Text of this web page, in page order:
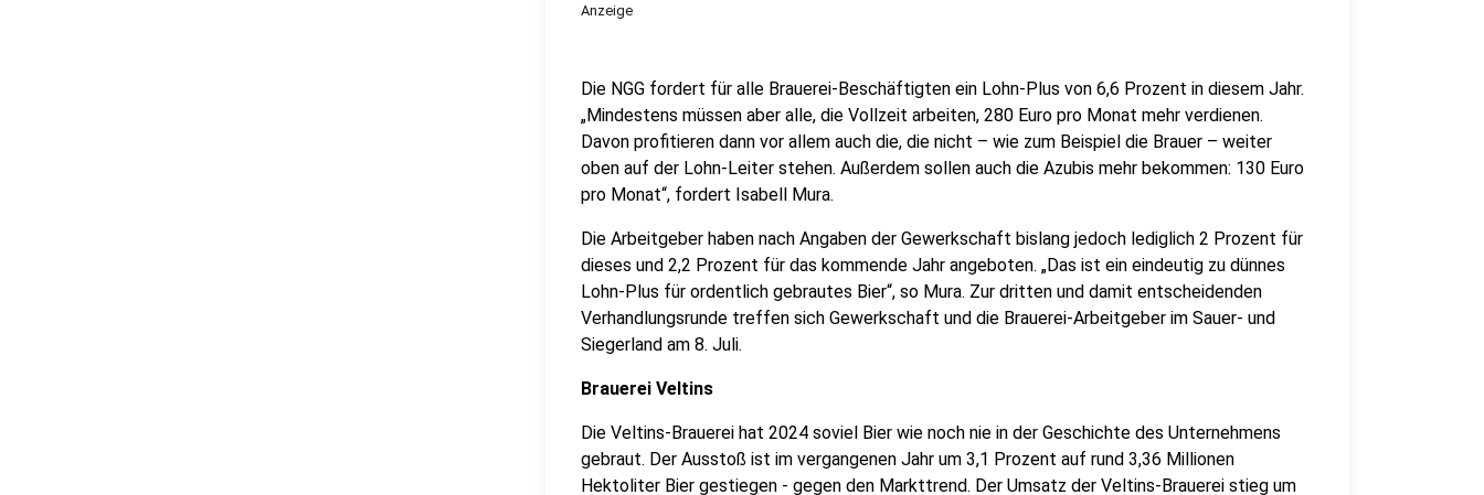
Anzeige
Die NGG fordert für alle Brauerei-Beschäftigten ein Lohn-Plus von 6,6 Prozent in diesem Jahr.
„Mindestens müssen aber alle, die Vollzeit arbeiten, 280 Euro pro Monat mehr verdienen.
Davon profitieren dann vor allem auch die, die nicht – wie zum Beispiel die Brauer – weiter
oben auf der Lohn-Leiter stehen. Außerdem sollen auch die Azubis mehr bekommen: 130 Euro
pro Monat“, fordert Isabell Mura.
Die Arbeitgeber haben nach Angaben der Gewerkschaft bislang jedoch lediglich 2 Prozent für
dieses und 2,2 Prozent für das kommende Jahr angeboten. „Das ist ein eindeutig zu dünnes
Lohn-Plus für ordentlich gebrautes Bier“, so Mura. Zur dritten und damit entscheidenden
Verhandlungsrunde treffen sich Gewerkschaft und die Brauerei-Arbeitgeber im Sauer- und
Siegerland am 8. Juli.
Brauerei Veltins
Die Veltins-Brauerei hat 2024 soviel Bier wie noch nie in der Geschichte des Unternehmens
gebraut. Der Ausstoß ist im vergangenen Jahr um 3,1 Prozent auf rund 3,36 Millionen
Hektoliter Bier gestiegen - gegen den Markttrend. Der Umsatz der Veltins-Brauerei stieg um